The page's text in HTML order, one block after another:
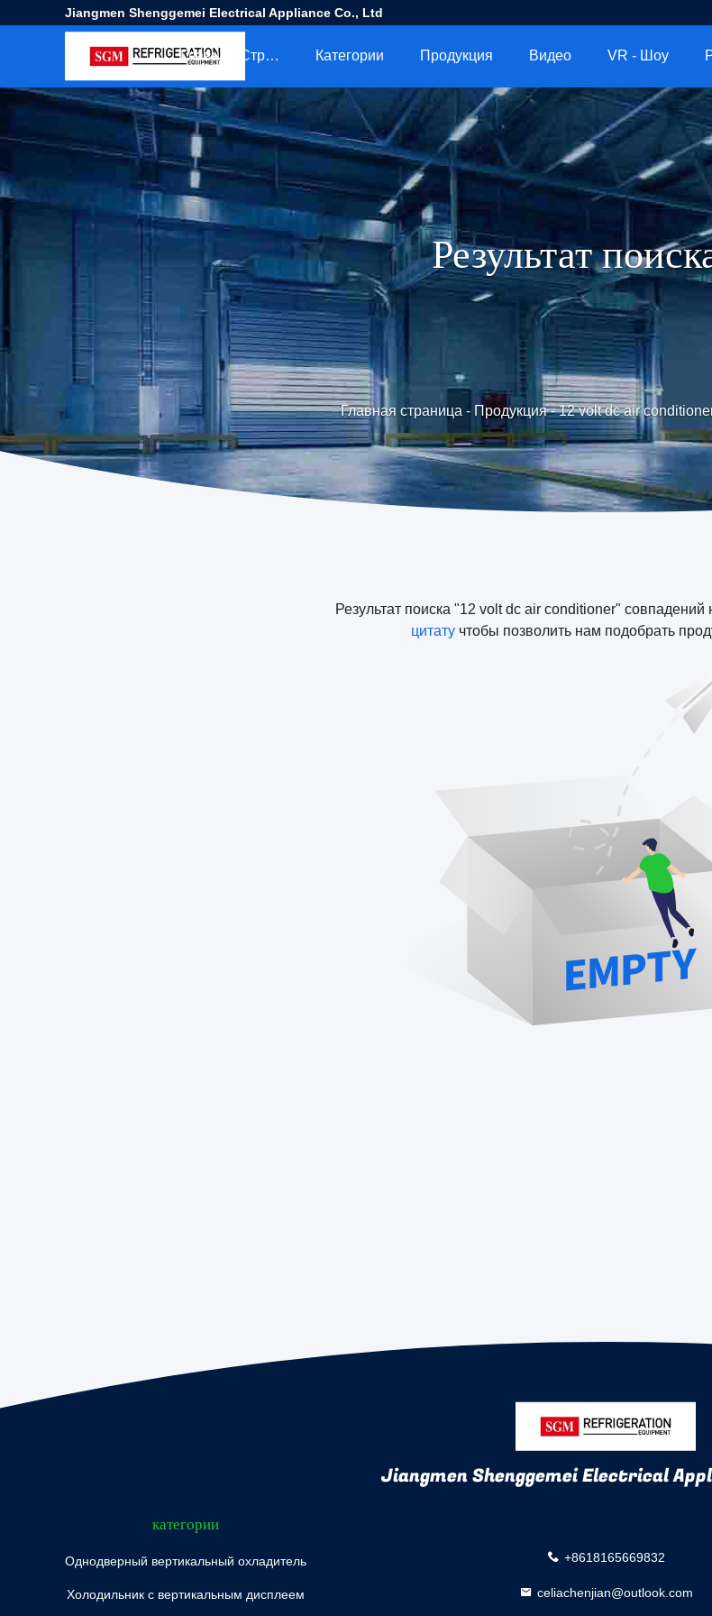
Jiangmen Shenggemei Electrical Appliance Co., Ltd
Главная Страница Категории Продукция Видео VR - Шоу
Результат
Главная страница - Продукция-12 volt dc air
Результат поиска "12 volt dc air conditioner" совпадений
цитату чтобы позволить нам подобрать
Jiangmen Shenggemei Electrical
категории
Однодверный вертикальный охладитель
Холодильник с вертикальным дисплеем
+8618165669832
celiachenjian@outlook.com